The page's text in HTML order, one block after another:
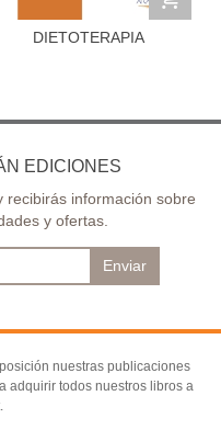
DIETOTERAPIA
EDICIONES
recibirás información sobre
y ofertas.
Enviar
nuestras publicaciones
adquirir todos nuestros libros a